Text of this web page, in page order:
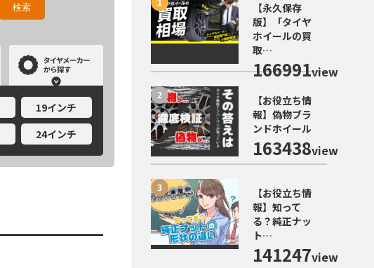
ホイールメーカーから探す
19インチ
24インチ
【永久保存
版】「タイヤ
ホイールの買
取…
166991view
【お役立ち情
報】偽物ブラ
ンドホイール
163438view
【お役立ち情
報】知って
る？純正ナッ
ト…
141247view